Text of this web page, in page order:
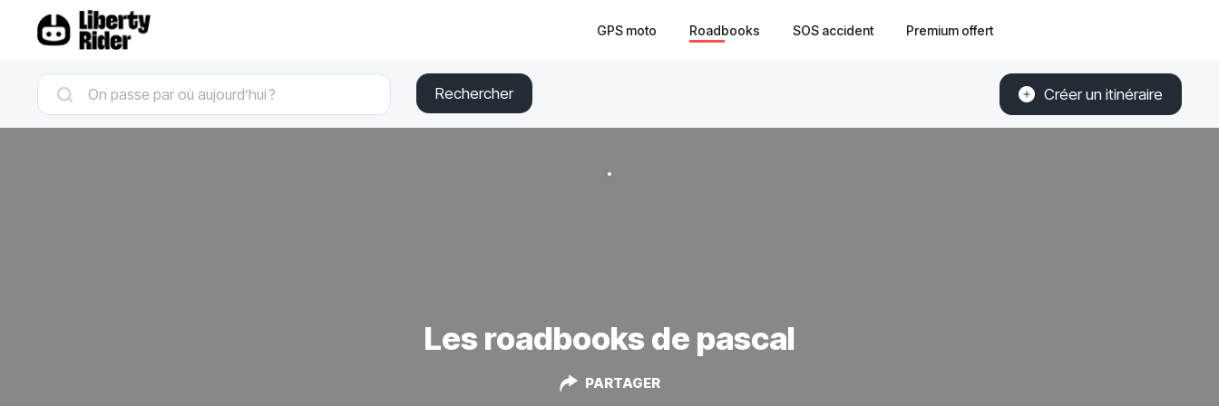
GPS moto Roadbooks SOS accident Premium offert
Rechercher Créer un itinéraire
Les roadbooks de pascal
PARTAGER